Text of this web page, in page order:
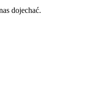
dojechać.